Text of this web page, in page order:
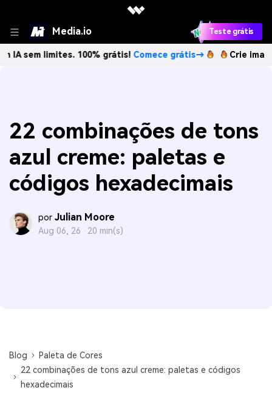
Media.io Teste grátis
limites. 100% grátis!Comece grátis→ Crie imagens com
22 combinações de tons
azul creme: paletas e
códigos hexadecimais
por Julian Moore
Aug 06, 26 · 20 min(s)
Blog
Paleta de Cores
22 combinações de tons azul creme: paletas e códigos
hexadecimais